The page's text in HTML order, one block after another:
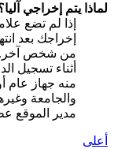
لماذا يتم إخراجي
إذا لم تضع
إخراجك بعد
من شخص آخر.
أثناء تسجيل
منه جهاز عام
والجامعة
مدير الموقع
أعلى